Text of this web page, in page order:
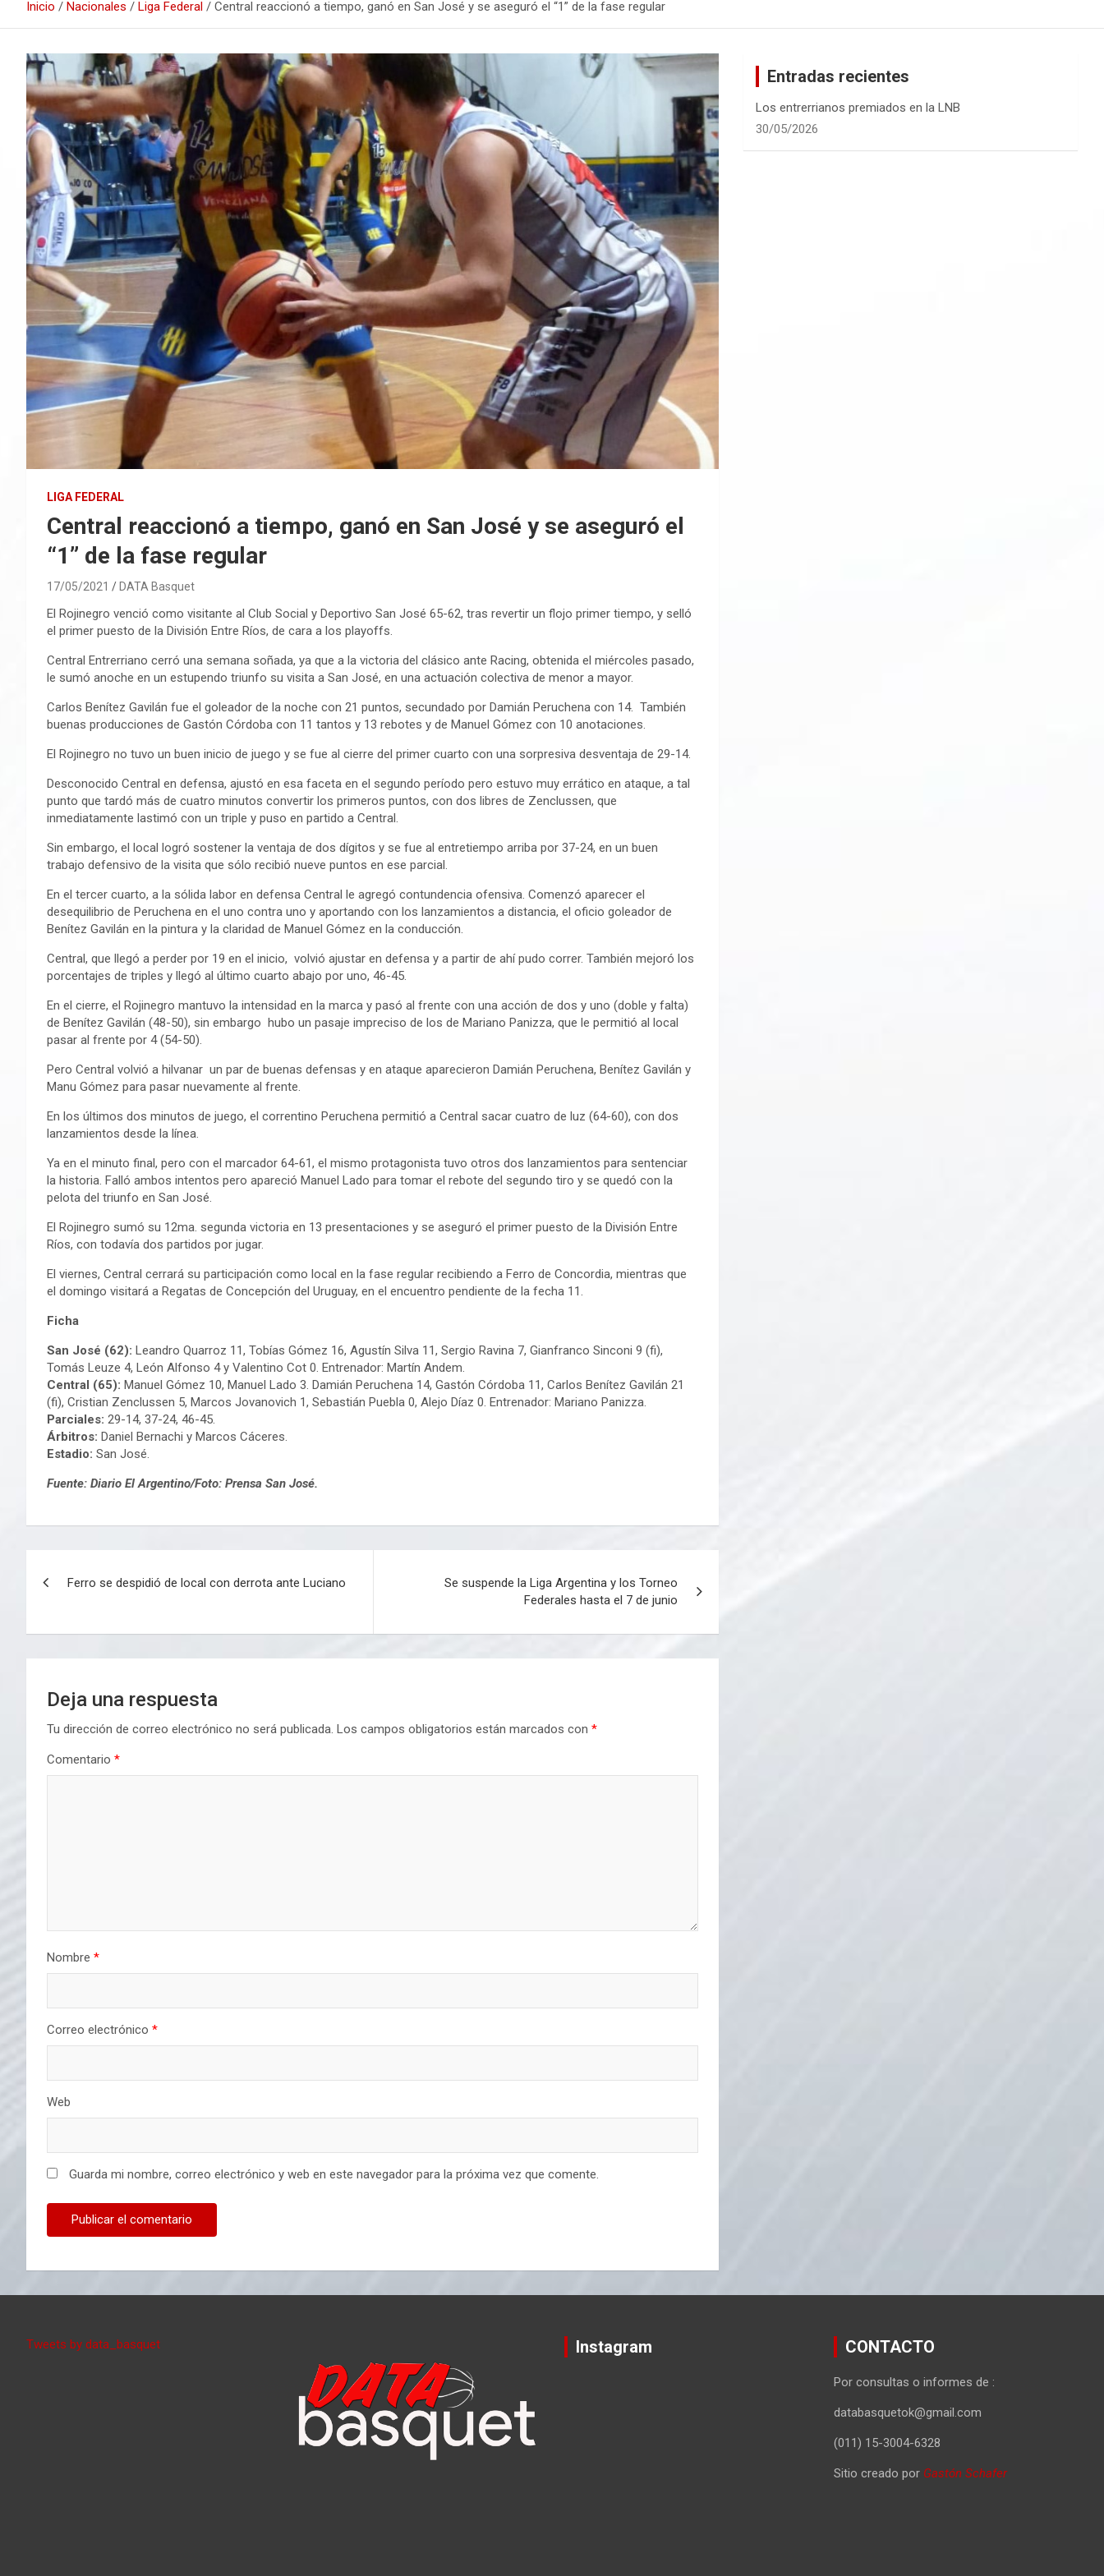
Inicio Nacionales Liga Federal Central reaccionó a tiempo, ganó en San José y se aseguró el “1” de la fase regular
LIGA FEDERAL
Central reaccionó a tiempo, ganó en San José y se aseguró el
“1” de la fase regular
17/05/2021 DATA Basquet
El Rojinegro venció como visitante al Club Social y Deportivo San José 65-62, tras revertir un flojo primer tiempo, y selló
el primer puesto de la División Entre Ríos, de cara a los playoffs.
Central Entrerriano cerró una semana soñada, ya que a la victoria del clásico ante Racing, obtenida el miércoles pasado,
le sumó anoche en un estupendo triunfo su visita a San José, en una actuación colectiva de menor a mayor.
Carlos Benítez Gavilán fue el goleador de la noche con 21 puntos, secundado por Damián Peruchena con 14. También
buenas producciones de Gastón Córdoba con 11 tantos y 13 rebotes y de Manuel Gómez con 10 anotaciones.
El Rojinegro no tuvo un buen inicio de juego y se fue al cierre del primer cuarto con una sorpresiva desventaja de 29-14.
Desconocido Central en defensa, ajustó en esa faceta en el segundo período pero estuvo muy errático en ataque, a tal
punto que tardó más de cuatro minutos convertir los primeros puntos, con dos libres de Zenclussen, que
inmediatamente lastimó con un triple y puso en partido a Central.
Sin embargo, el local logró sostener la ventaja de dos dígitos y se fue al entretiempo arriba por 37-24, en un buen
trabajo defensivo de la visita que sólo recibió nueve puntos en ese parcial.
En el tercer cuarto, a la sólida labor en defensa Central le agregó contundencia ofensiva. Comenzó aparecer el
desequilibrio de Peruchena en el uno contra uno y aportando con los lanzamientos a distancia, el oficio goleador de
Benítez Gavilán en la pintura y la claridad de Manuel Gómez en la conducción.
Central, que llegó a perder por 19 en el inicio, volvió ajustar en defensa y a partir de ahí pudo correr. También mejoró los
porcentajes de triples y llegó al último cuarto abajo por uno, 46-45.
En el cierre, el Rojinegro mantuvo la intensidad en la marca y pasó al frente con una acción de dos y uno (doble y falta)
de Benítez Gavilán (48-50), sin embargo hubo un pasaje impreciso de los de Mariano Panizza, que le permitió al local
pasar al frente por 4 (54-50).
Pero Central volvió a hilvanar un par de buenas defensas y en ataque aparecieron Damián Peruchena, Benítez Gavilán y
Manu Gómez para pasar nuevamente al frente.
En los últimos dos minutos de juego, el correntino Peruchena permitió a Central sacar cuatro de luz (64-60), con dos
lanzamientos desde la línea.
Ya en el minuto final, pero con el marcador 64-61, el mismo protagonista tuvo otros dos lanzamientos para sentenciar
la historia. Falló ambos intentos pero apareció Manuel Lado para tomar el rebote del segundo tiro y se quedó con la
pelota del triunfo en San José.
El Rojinegro sumó su 12ma. segunda victoria en 13 presentaciones y se aseguró el primer puesto de la División Entre
Ríos, con todavía dos partidos por jugar.
El viernes, Central cerrará su participación como local en la fase regular recibiendo a Ferro de Concordia, mientras que
el domingo visitará a Regatas de Concepción del Uruguay, en el encuentro pendiente de la fecha 11.
Ficha
San José (62): Leandro Quarroz 11, Tobías Gómez 16, Agustín Silva 11, Sergio Ravina 7, Gianfranco Sinconi 9 (fi),
Tomás Leuze 4, León Alfonso 4 y Valentino Cot 0. Entrenador: Martín Andem.
Central (65): Manuel Gómez 10, Manuel Lado 3. Damián Peruchena 14, Gastón Córdoba 11, Carlos Benítez Gavilán 21
(fi), Cristian Zenclussen 5, Marcos Jovanovich 1, Sebastián Puebla 0, Alejo Díaz 0. Entrenador: Mariano Panizza.
Parciales: 29-14, 37-24, 46-45.
Árbitros: Daniel Bernachi y Marcos Cáceres.
Estadio: San José.
Fuente: Diario El Argentino/Foto: Prensa San José.
entradas
Ferro se despidió de local con derrota ante Luciano
Se suspende la Liga Argentina y los Torneo
Federales hasta el 7 de junio
Deja una respuesta
Tu dirección de correo electrónico no será publicada. Los campos obligatorios están marcados con *
Comentario *
Nombre *
Correo electrónico *
Web
Guarda mi nombre, correo electrónico y web en este navegador para la próxima vez que comente.
Entradas recientes
Los entrerrianos premiados en la LNB
30/05/2026
Tweets by data_basquet Instagram CONTACTO
Por consultas o informes de :
databasquetok@gmail.com
(011) 15-3004-6328
Sitio creado por Gastón Schafer